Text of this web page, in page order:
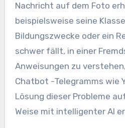
Nachricht auf dem Foto
beispielsweise seine
Bildungszwecke oder ein
schwer fällt, in einer
Anweisungen zu
Chatbot -Telegramms wie
Lösung dieser Probleme
Weise mit intelligenter AI